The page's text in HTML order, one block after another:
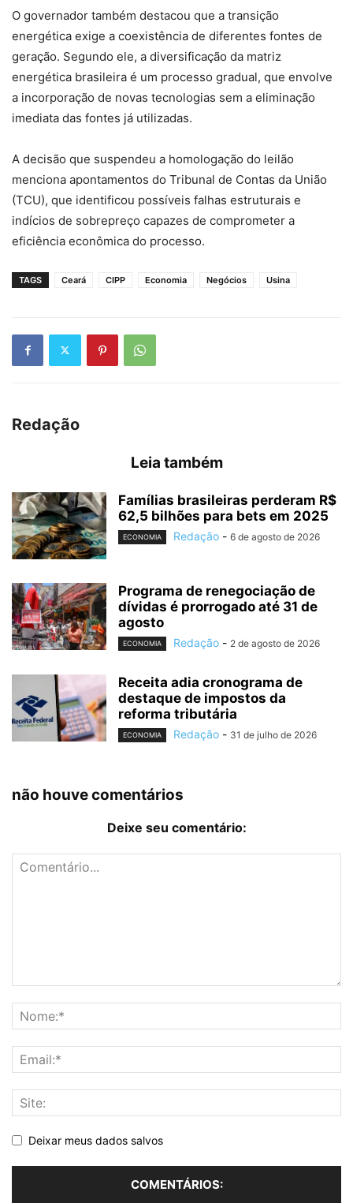
O governador também destacou que a transição
energética exige a coexistência de diferentes fontes de
geração. Segundo ele, a diversificação da matriz
energética brasileira é um processo gradual, que envolve
a incorporação de novas tecnologias sem a eliminação
imediata das fontes já utilizadas.
A decisão que suspendeu a homologação do leilão
menciona apontamentos do Tribunal de Contas da União
(TCU), que identificou possíveis falhas estruturais e
indícios de sobrepreço capazes de comprometer a
eficiência econômica do processo.
TAGS Ceará CIPP Economia Negócios Usina
Redação
Leia também
Famílias brasileiras perderam R$
62,5 bilhões para bets em 2025
ECONOMIA Redação - 6 de agosto de 2026
Programa de renegociação de
dívidas é prorrogado até 31 de
agosto
ECONOMIA Redação - 2 de agosto de 2026
Receita adia cronograma de
destaque de impostos da
reforma tributária
ECONOMIA Redação - 31 de julho de 2026
não houve comentários
Deixe seu comentário:
Deixar meus dados salvos